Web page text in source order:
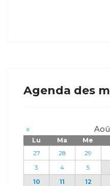
Agenda des
«
Lu Ma Me
27
28 29
3
4 5
10
11 12